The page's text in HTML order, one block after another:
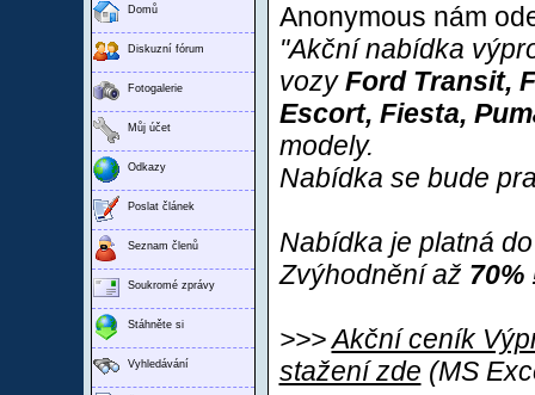
Domů
Diskuzní fórum
Fotogalerie
Můj účet
Odkazy
Poslat článek
Seznam členů
Soukromé zprávy
Stáhněte si
Vyhledávání
Anonymous nám
"Akční nabídka
vozyFord Transit,
Escort, Fiesta,
modely.
Nabídka se bude
Nabídka je platná
Zvýhodnění až 70%
>>>Akční ceník
stažení zde (MS